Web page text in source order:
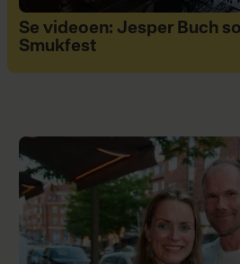
Se videoen: Jesper Buch
Smukfest